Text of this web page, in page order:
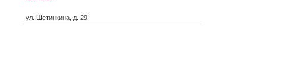
ул. Щетинкина, д. 29